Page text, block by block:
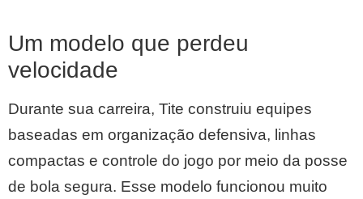
Um modelo que perdeu
velocidade
Durante sua carreira, Tite construiu equipes
baseadas em organização defensiva, linhas
compactas e controle do jogo por meio da posse
de bola segura. Esse modelo funcionou muito